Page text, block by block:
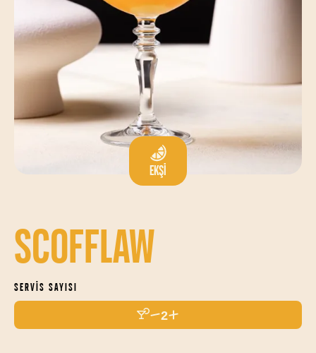
EKŞI
SCOFFLAW
SERVIS SAYISI
2